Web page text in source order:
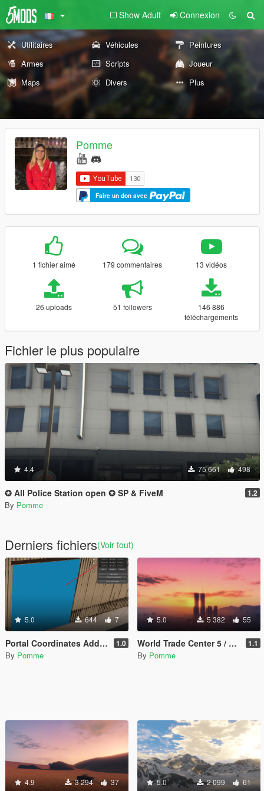
Show Adult Connexion
Utilitaires Véhicules
Peintures
Armes
Scripts
Joueur
Maps
Divers Plus
Pomme
Faire un don avec
1 fichier aimé 179 commentaires 13 vidéos
26 uploads 51 followers
146 886
téléchargements
Fichier le plus populaire
4.4 75 661 498
✪ All Police Station open ✪ SP & FiveM 1.2
By Pomme
Derniers fichiers(Voir tout)
5.0 644 7
Portal Coordinates Addon for Blender / CodeWalker 1.0
By Pomme
5.0 5 382 55
World Trade Center 5 / Add-on / Single Player / FiveM 1.1
By Pomme
4.9 3 294 37 5.0 2 099 61